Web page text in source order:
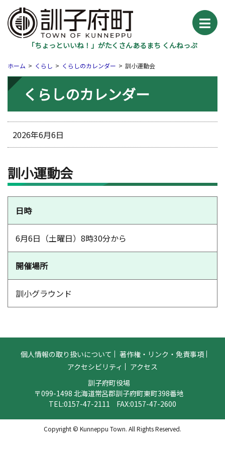
「ちょっといいね！」がたくさんあるまち くんねっぷ
ホーム くらし くらしのカレンダー 訓小運動会
くらしのカレンダー
2026年6月6日
訓小運動会
日時
6月6日（土曜日）8時30分から
開催場所
訓小グラウンド
個人情報の取り扱いについて
著作権・リンク・免責事項
アクセシビリティ
アクセス
訓子府町役場
〒099-1498 北海道常呂郡訓子府町東町398番地
TEL:0157-47-2111 FAX:0157-47-2600
Copyright © Kunneppu Town. All Rights Reserved.